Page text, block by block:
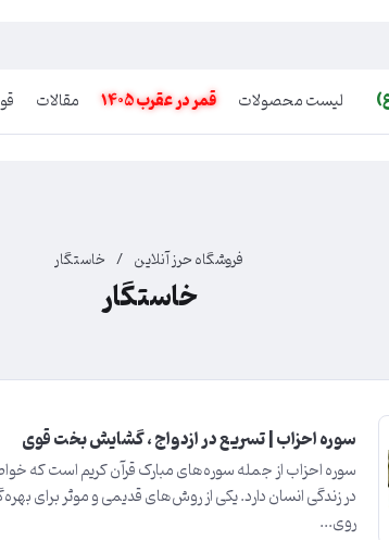
لیست محصولات قمر در عقرب 1405 مقالات
فروشگاه حرز آنلاین / خاستگار
خاستگار
سوره احزاب | تسریع در ازدواج ، گشایش بخت قوی
سوره احزاب از جمله سوره‌های مبارک قرآن کریم است که
در زندگی انسان دارد. یکی از روش‌های قدیمی و موثر برای
روی...